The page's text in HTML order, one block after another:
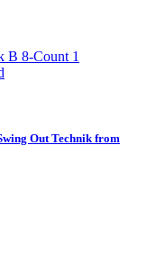
Out Technik from